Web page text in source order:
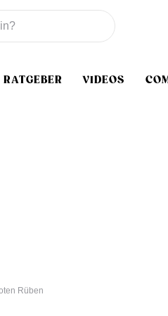
RATGEBER VIDEOS
Rüben